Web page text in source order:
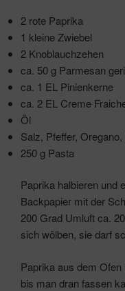
2 rote Paprika
1 kleine Zwiebel
2 Knoblauchzehen
ca. 50 g Parmesan
ca. 1 EL Pinienkerne
ca. 2 EL Creme
Öl
Salz, Pfeffer,
250 g Pasta
Paprika halbieren und
Backpapier mit der
200 Grad Umluft ca.
sich wölben, sie darf
Paprika aus dem
bis man dran fassen